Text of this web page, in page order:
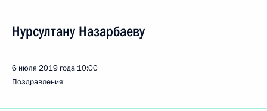
Нурсултану Назарбаеву
6 июля 2019 года 10:00
Поздравления